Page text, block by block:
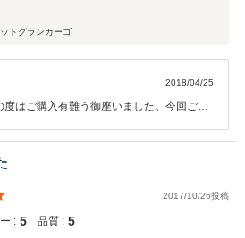
トグランカーゴ
2018/04/25
度はご購入有難う御座いました。今回ご購
オイル交換などお越し下さいね。
2017/10/26投稿
: 5 品質 : 5